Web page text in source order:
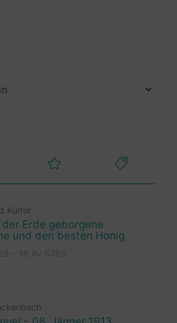
Kultur
Erde geborgene
und den besten Honig